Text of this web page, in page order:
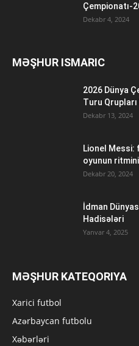
Çempionatı-
Dekabr 4, 2024
MƏŞHUR ISMARIC
2026 Dünya
Turu
Dekabr 13, 2024
Lionel
oyunun
Dekabr 20, 2024
İdman
Hadisələri
Yanvar 4, 2025
MƏŞHUR KATEQORIYA
Xarici futbol
Azərbaycan futbolu
Xəbərləri